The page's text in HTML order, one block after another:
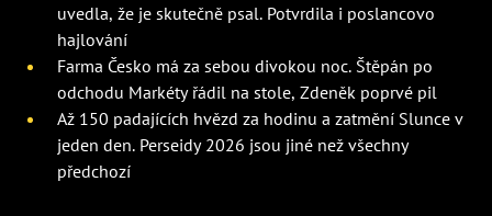
uvedla, že je skutečně psal. Potvrdila i poslancovo
hajlování
Farma Česko má za sebou divokou noc. Štěpán po
odchodu Markéty řádil na stole, Zdeněk poprvé pil
Až 150 padajících hvězd za hodinu a zatmění Slunce v
jeden den. Perseidy 2026 jsou jiné než všechny
předchozí